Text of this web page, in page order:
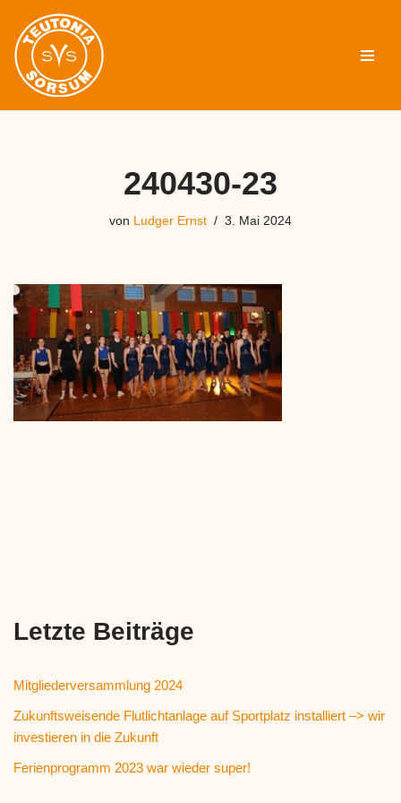
Zum
Inhalt
springen
240430-23
von Ludger Ernst 3. Mai 2024
Letzte Beiträge
Mitgliederversammlung 2024
Zukunftsweisende Flutlichtanlage auf Sportplatz installiert –> wir
investieren in die Zukunft
Ferienprogramm 2023 war wieder super!